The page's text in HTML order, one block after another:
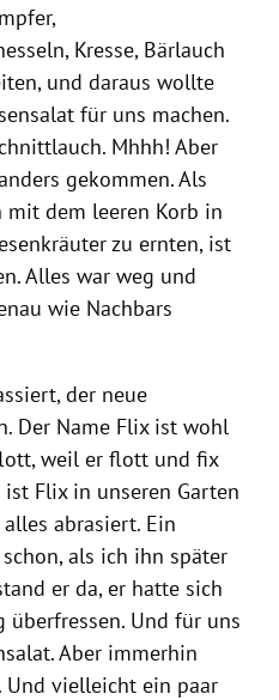
Kresse, Bärlauch
und daraus wollte
für uns machen.
Mhhh! Aber
gekommen. Als
mit dem leeren Korb in
zu ernten, ist
Alles war weg und
wie Nachbars
der neue
Der Name Flix ist wohl
weil er flott und fix
Flix in unseren Garten
abrasiert. Ein
als ich ihn später
er da, er hatte sich
Und für uns
Aber immerhin
vielleicht ein paar